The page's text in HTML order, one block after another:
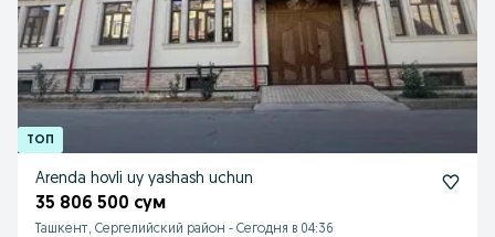
Arenda hovli uy yashash uchun
35 806 500 сум
Ташкент, Сергелийский район - Сегодня в 04:36